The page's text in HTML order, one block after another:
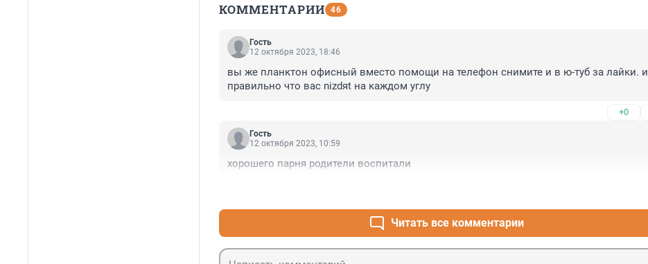
КОММЕНТАРИИ 46
Гость
12 октября 2023, 18:46
вы же планктон офисный вместо помощи на телефон снимите и в ю-туб за лайки. и
правильно что вас nizdяt на каждом углу
+0
Гость
12 октября 2023, 10:59
хорошего парня родители воспитали
Читать все комментарии